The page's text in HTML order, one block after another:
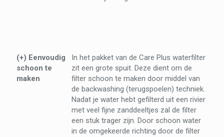
(+) Eenvoudig
schoon te
maken
In het pakket van de Care Plus waterfilter
zit een grote spuit. Deze dient om de
filter schoon te maken door middel van
de backwashing (terugspoelen) techniek.
Nadat je water hebt gefilterd uit een rivier
met veel fijne zanddeeltjes zal de filter
een stuk trager zijn. Door schoon water
in de omgekeerde richting door de filter